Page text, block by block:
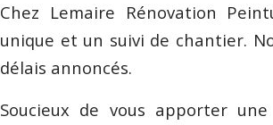
Chez Lemaire Rénovation
unique et un suivi de chantier.
délais annoncés.
Soucieux de vous apporter